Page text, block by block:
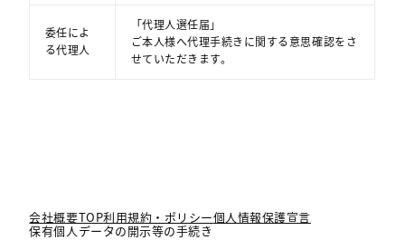
委任によ
る代理人
「代理人選任届」
ご本人様へ代理手続きに関する意思確認をさ
せていただきます。
会社概要TOP利用規約・ポリシー個人情報保護宣言
保有個人データの開示等の手続き